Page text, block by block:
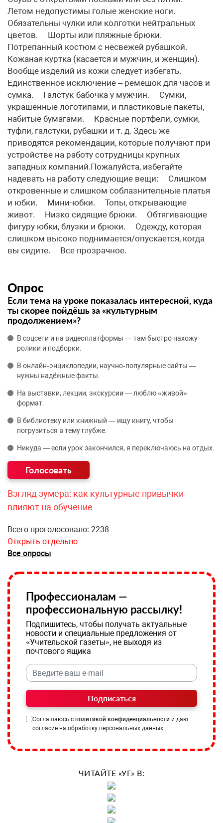
Летом недопустимы голые женские ноги.
Обязательны чулки или колготки нейтральных
цветов. Шорты или пляжные брюки.
Потрепанный костюм с несвежей рубашкой.
Кожаная куртка (касается и мужчин, и женщин).
Вообще изделий из кожи следует избегать.
Единственное исключение – ремешок для часов и
сумка. Галстук-бабочка у мужчин. Сумки,
украшенные логотипами, и пластиковые пакеты,
набитые бумагами. Красные портфели, сумки,
туфли, галстуки, рубашки и т. д. Здесь же
приводятся рекомендации, которые получают при
устройстве на работу сотрудницы крупных
западных компаний.Пожалуйста, избегайте
надевать на работу следующие вещи: Слишком
откровенные и слишком соблазнительные платья
и юбки. Мини-юбки. Топы, открывающие
живот. Низко сидящие брюки. Обтягивающие
фигуру юбки, блузки и брюки. Одежду, которая
слишком высоко поднимается/опускается, когда
вы сидите. Все прозрачное.
Опрос
Если тема на уроке показалась интересной, куда
ты скорее пойдёшь за «культурным
продолжением»?
В соцсети и на видеоплатформы — там быстро нахожу
ролики и подборки.
В онлайн‑энциклопедии, научно‑популярные сайты —
нужны надёжные факты.
На выставки, лекции, экскурсии — люблю «живой»
формат.
В библиотеку или книжный — ищу книгу, чтобы
погрузиться в тему глубже.
Никуда — если урок закончился, я переключаюсь на отдых.
Взгляд зумера: как культурные привычки
влияют на обучение
Всего проголосовало: 2238
Открыть отдельно
Все опросы
Профессионалам —
профессиональную рассылку!
Подпишитесь, чтобы получать актуальные
новости и специальные предложения от
«Учительской газеты», не выходя из
почтового ящика
Подписаться
Соглашаюсь с политикой конфиденциальности и даю
согласие на обработку персональных данных
ЧИТАЙТЕ «УГ» В: